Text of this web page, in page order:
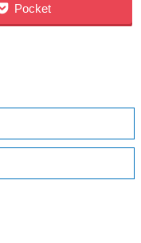
Pocket